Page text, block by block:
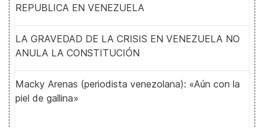
REPUBLICA EN VENEZUELA
LA GRAVEDAD DE LA CRISIS EN VENEZUELA NO
ANULA LA CONSTITUCIÓN
Macky Arenas (periodista venezolana): «Aún con la
piel de gallina»